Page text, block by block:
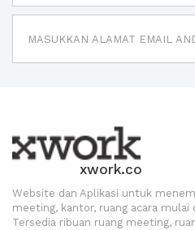
xwork.co
Website dan Aplikasi untuk
meeting, kantor, ruang acara mulai
Tersedia ribuan ruang meeting,